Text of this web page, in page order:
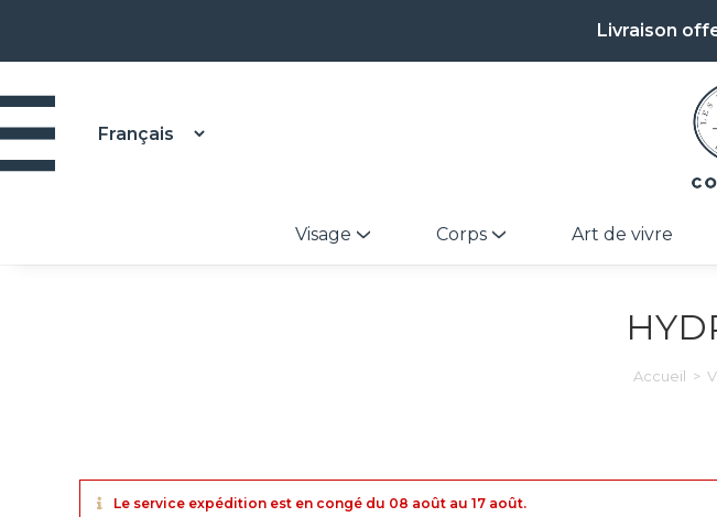
Livraison
Visage Corps Art de vivre
Accueil >
Le service expédition est en congé du 08 août au 17 août.